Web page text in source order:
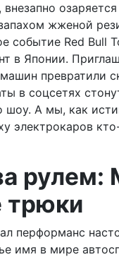
внезапно
жженой
событие Red Bull
в Японии.
превратили
в соцсетях
шоу. А мы, как
электрокаров
рулем:
трюки
перформанс
имя в мире